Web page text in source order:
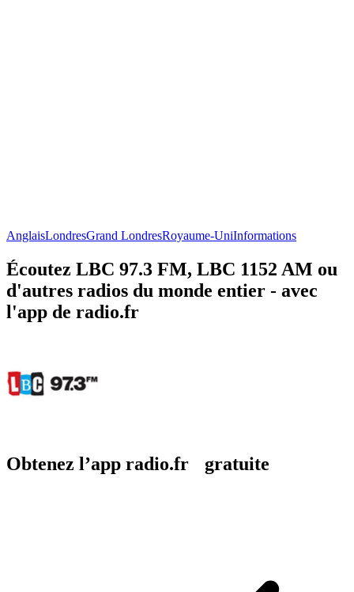
AnglaisLondresGrand LondresRoyaume-UniInformations
Écoutez LBC 97.3 FM, LBC 1152 AM ou
d'autres radios du monde entier - avec
l'app de radio.fr
Obtenez l’app radio.fr gratuite